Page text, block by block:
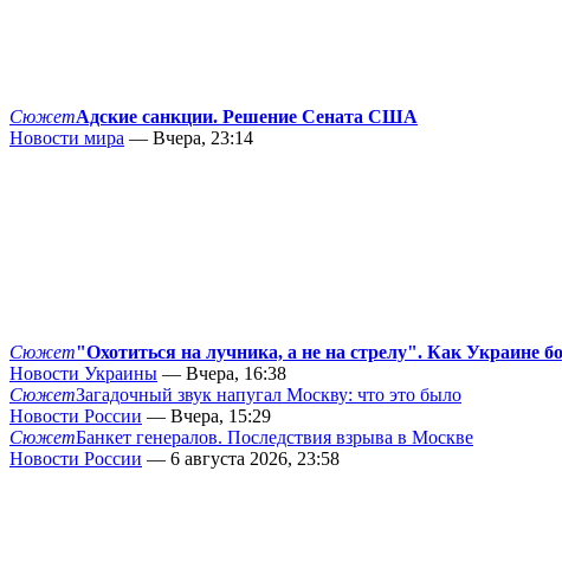
СюжетАдские санкции. Решение Сената США
Новости мира — Вчера, 23:14
Сюжет"Охотиться на лучника, а не на стрелу". Как Украине
Новости Украины — Вчера, 16:38
СюжетЗагадочный звук напугал Москву: что это было
Новости России — Вчера, 15:29
СюжетБанкет генералов. Последствия взрыва в Москве
Новости России — 6 августа 2026, 23:58